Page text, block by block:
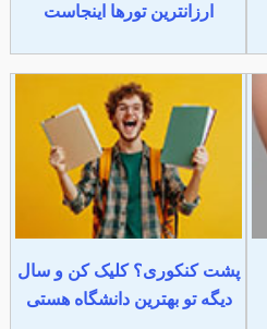
ارزانترین تورها اینجاست
پشت کنکوری؟ کلیک کن و سال
دیگه تو بهترین دانشگاه هستی